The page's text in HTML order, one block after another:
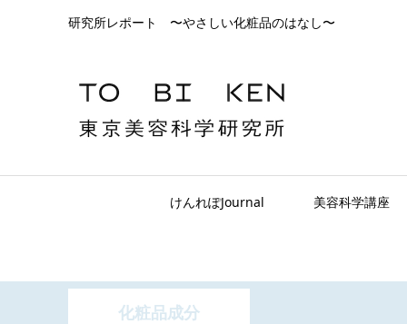
研究所レポート 〜やさしい化粧品のはなし〜
けんれぽJournal 美容科学講座
化粧品成分